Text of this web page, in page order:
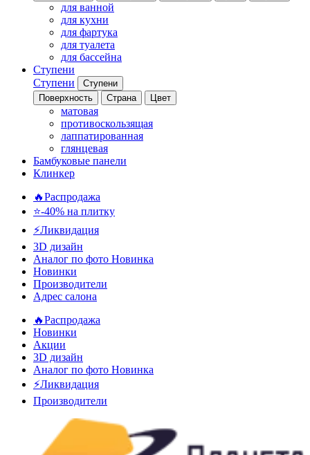
для ванной
для кухни
для фартука
для туалета
для бассейна
Ступени
Ступени
Ступени
Поверхность
Страна Цвет
матовая
противоскользящая
лаппатированная
глянцевая
Бамбуковые панели
Клинкер
🔥Распродажа
⭐-40% на плитку
⚡️Ликвидация
3D дизайн
Аналог по фото Новинка
Новинки
Производители
Адрес салона
🔥Распродажа
Новинки
Акции
3D дизайн
Аналог по фото Новинка
⚡Ликвидация
Производители